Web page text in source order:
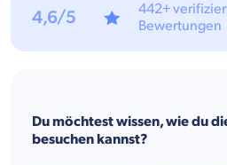
Du möchtest wissen, wie du
besuchen kannst?
4,6/5
442+
Bewertungen